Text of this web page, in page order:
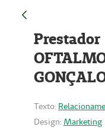
Prestador
Texto:
Design: Marketing